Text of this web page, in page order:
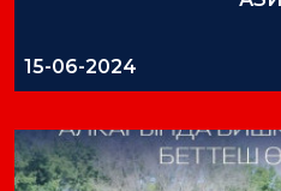
15-06-2024